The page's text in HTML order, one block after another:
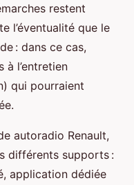
restent
l’éventualité que le
: dans ce cas,
à l’entretien
qui pourraient
autoradio Renault,
différents supports :
application dédiée